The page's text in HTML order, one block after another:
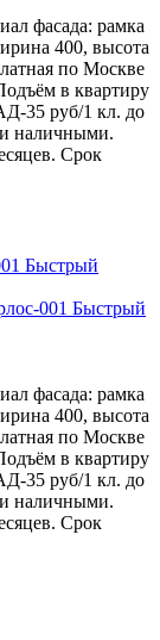
фасада: рамка
400, высота
по Москве
в квартиру
35 руб/1 кл. до
наличными.
Срок
Быстрый
Быстрый
фасада: рамка
400, высота
по Москве
в квартиру
35 руб/1 кл. до
наличными.
Срок